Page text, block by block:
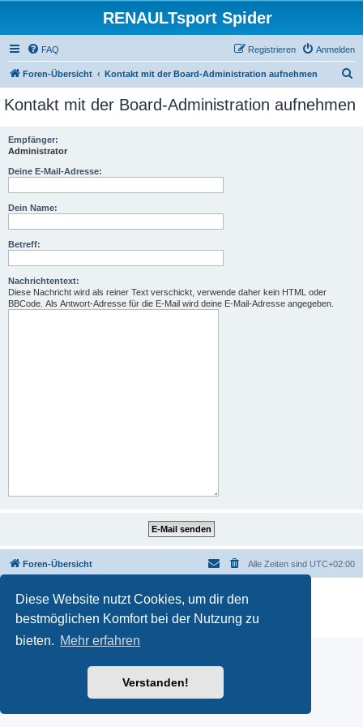
Diese Website nutzt Cookies, um dir den
bestmöglichen Komfort bei der Nutzung zu
bieten. Mehr erfahren
Verstanden!
RENAULTsport Spider
FAQ Anmelden
Registrieren
Foren-Übersicht Kontakt mit der Board-Administration aufnehmen
c
Kontakt mit der Board-Administration aufnehmen
Empfänger:
Administrator
Deine E-Mail-Adresse:
Dein Name:
Betreff:
Nachrichtentext:
Diese Nachricht wird als reiner Text verschickt, verwende daher kein HTML oder
BBCode. Als Antwort-Adresse für die E-Mail wird deine E-Mail-Adresse angegeben.
Foren-Übersicht Alle Zeiten sind UTC+02:00
Powered by phpBB
® Forum Software © phpBB Limited
Deutsche Übersetzung durch
Datenschutz|Nutzungsbedingungen